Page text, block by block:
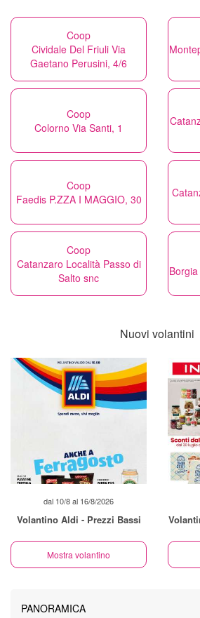
Coop
Cividale Del Friuli Via
Gaetano Perusini, 4/6
Coop
Colorno Via Santi, 1
Coop
Faedis P.ZZA I MAGGIO, 30
Coop
Catanzaro Località Passo di
Salto snc
Nuovi volantini
dal 10/8 al 16/8/2026
Volantino Aldi - Prezzi Bassi
Mostra volantino
PANORAMICA